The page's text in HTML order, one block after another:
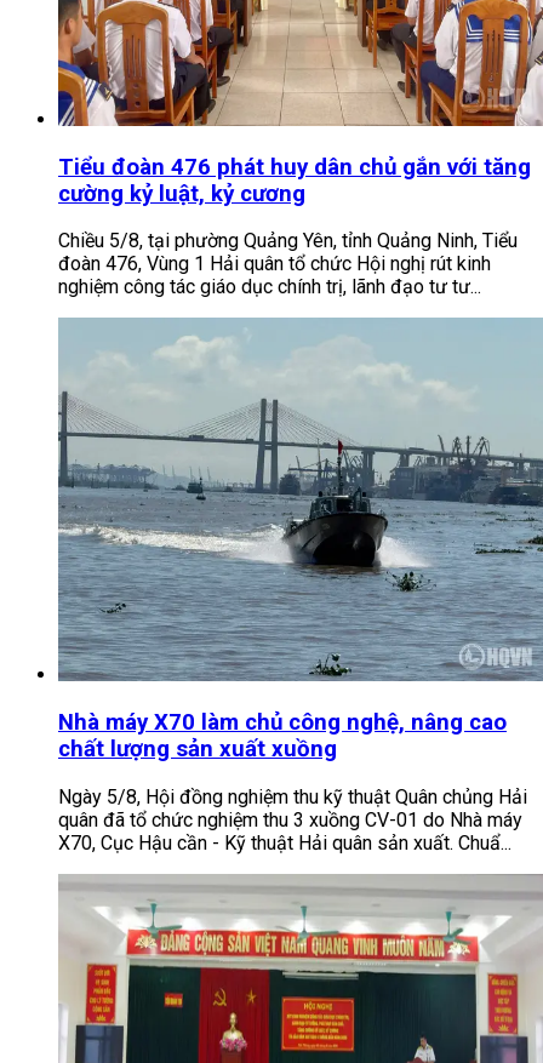
Tiểu đoàn 476 phát huy dân chủ gắn với tăng
cường kỷ luật, kỷ cương
Chiều 5/8, tại phường Quảng Yên, tỉnh Quảng Ninh, Tiểu
đoàn 476, Vùng 1 Hải quân tổ chức Hội nghị rút kinh
nghiệm công tác giáo dục chính trị, lãnh đạo tư tư...
Nhà máy X70 làm chủ công nghệ, nâng cao
chất lượng sản xuất xuồng
Ngày 5/8, Hội đồng nghiệm thu kỹ thuật Quân chủng Hải
quân đã tổ chức nghiệm thu 3 xuồng CV-01 do Nhà máy
X70, Cục Hậu cần - Kỹ thuật Hải quân sản xuất. Chuẩ...